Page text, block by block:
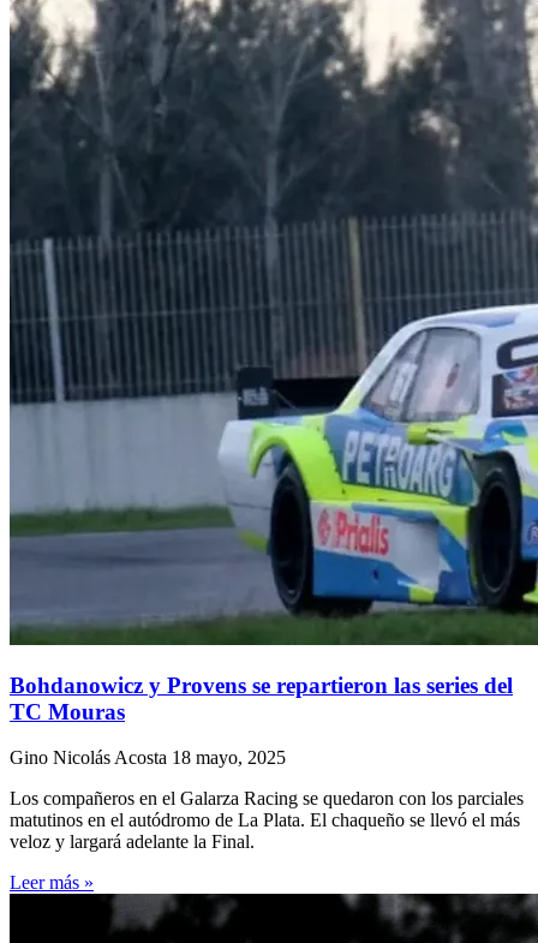
Bohdanowicz y Provens se repartieron las series del
TC Mouras
Gino Nicolás Acosta 18 mayo, 2025
Los compañeros en el Galarza Racing se quedaron con los parciales
matutinos en el autódromo de La Plata. El chaqueño se llevó el más
veloz y largará adelante la Final.
Leer más »